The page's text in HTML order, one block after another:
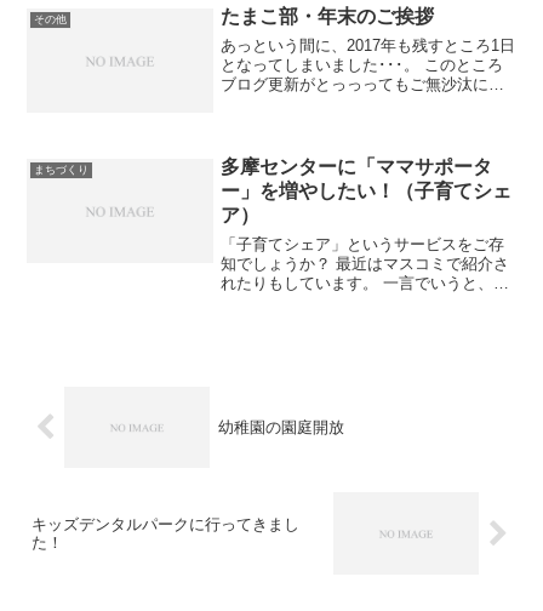
週間ほど早い、2/2（金）発送というスケ
ジュールにな...
その他 たまこ部・年末のご挨拶
あっという間に、2017年も残すところ1日
となってしまいました･･･。 このところ
ブログ更新がとっっってもご無沙汰にな
したいんです...
まちづくり
多摩センターに「ママサポータ
ー」を増やしたい！（子育てシェ
ア）
「子育てシェア」というサービスをご存
知でしょうか？ 最近はマスコミで紹介さ
れたりもしています。 一言でいうと、ご
幼稚園の園庭開放
キッズデンタルパークに行ってきまし
た！